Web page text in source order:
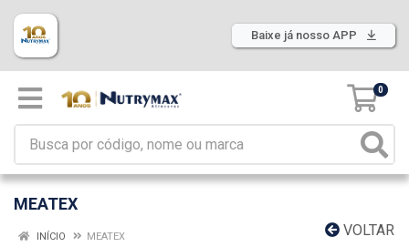
Baixe já nosso APP
0
MEATEX
VOLTAR
INÍCIO MEATEX